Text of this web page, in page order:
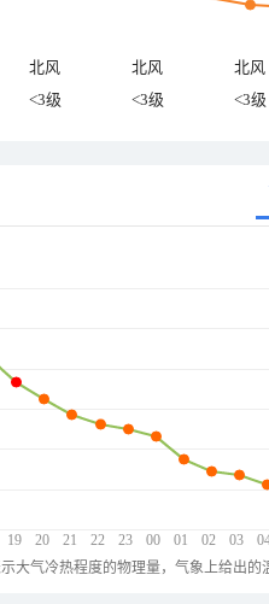
北风 北风
北风
<3级 <3级 <3级
19 20 21 22 23 00 01 02 03
大气冷热程度的物理量，气象上给出